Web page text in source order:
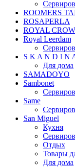
ROOMERS
ROSAPERLA
ROYAL
Royal Leerdam
S K A N D I N
Для дома
SAMADOYO
Sambonet
Same
San Miguel
Кухня
Отдых
Товары
Для дома